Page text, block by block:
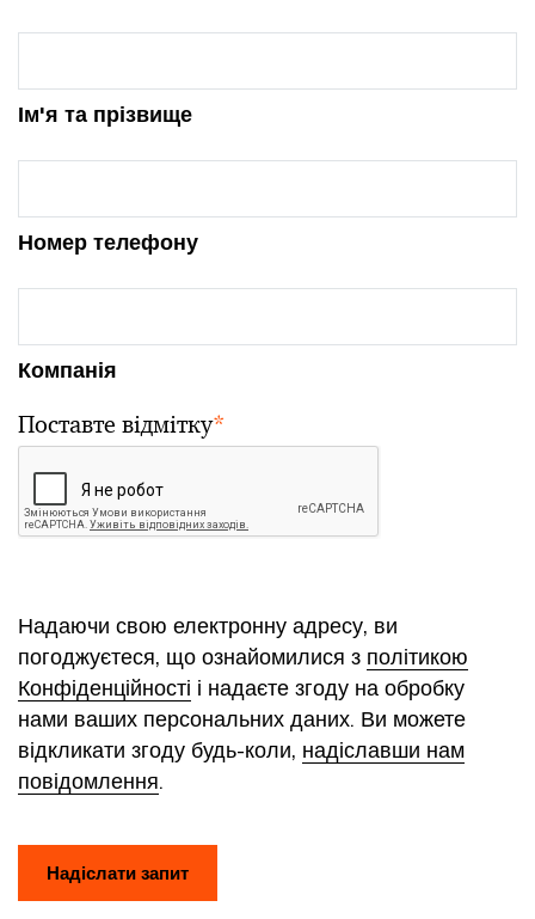
Ім'я та прізвище
Номер телефону
Компанія
Поставте відмітку*
Надаючи свою електронну адресу, ви
погоджуєтеся, що ознайомилися з політикою
Конфіденційності і надаєте згоду на обробку
нами ваших персональних даних. Ви можете
відкликати згоду будь-коли, надіславши нам
повідомлення.
Надіслати запит